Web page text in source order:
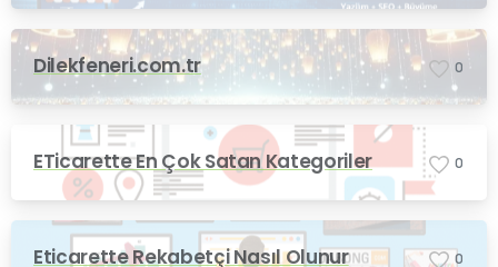
Dilekfeneri.com.tr 0
ETicarette En Çok Satan Kategoriler 0
Eticarette Rekabetçi Nasıl Olunur 0